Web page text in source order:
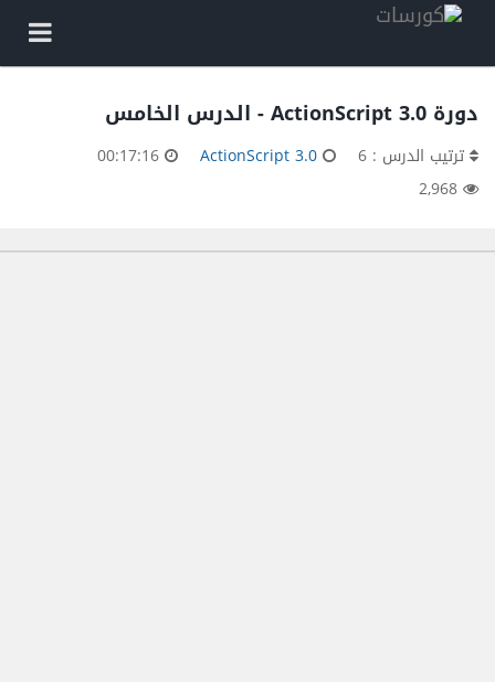
دورة ActionScript 3.0 - الدرس الخامس
ترتيب الدرس : 6 ActionScript 3.0